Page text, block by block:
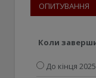
ОПИТУВАННЯ
Коли
До кінця